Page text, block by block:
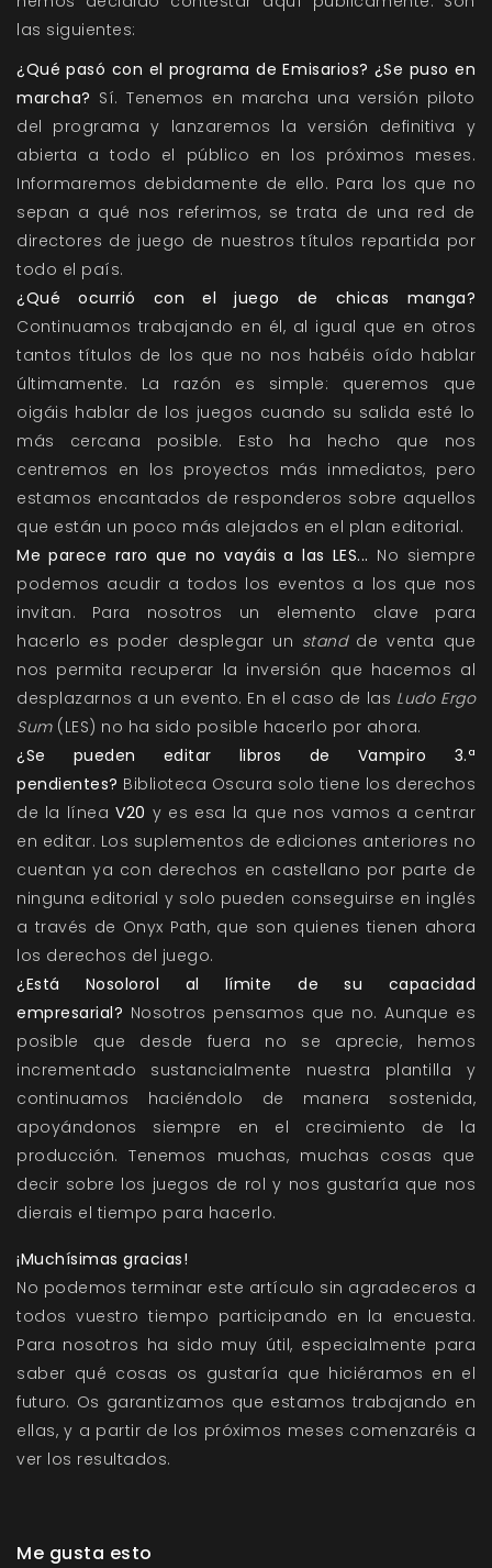
las siguientes:
¿Qué pasó con el programa de Emisarios? ¿Se puso en
marcha? Sí. Tenemos en marcha una versión piloto
del programa y lanzaremos la versión definitiva y
abierta a todo el público en los próximos meses.
Informaremos debidamente de ello. Para los que no
sepan a qué nos referimos, se trata de una red de
directores de juego de nuestros títulos repartida por
todo el país.
¿Qué ocurrió con el juego de chicas manga?
Continuamos trabajando en él, al igual que en otros
tantos títulos de los que no nos habéis oído hablar
últimamente. La razón es simple: queremos que
oigáis hablar de los juegos cuando su salida esté lo
más cercana posible. Esto ha hecho que nos
centremos en los proyectos más inmediatos, pero
estamos encantados de responderos sobre aquellos
que están un poco más alejados en el plan editorial.
Me parece raro que no vayáis a las LES... No siempre
podemos acudir a todos los eventos a los que nos
invitan. Para nosotros un elemento clave para
hacerlo es poder desplegar un standde venta que
nos permita recuperar la inversión que hacemos al
desplazarnos a un evento. En el caso de las Ludo Ergo
Sum(LES) no ha sido posible hacerlo por ahora.
¿Se pueden editar libros de Vampiro 3.ª
pendientes? Biblioteca Oscura solo tiene los derechos
de la líneaV20 y es esa la que nos vamos a centrar
en editar. Los suplementos de ediciones anteriores no
cuentan ya con derechos en castellano por parte de
ninguna editorial y solo pueden conseguirse en inglés
a través de Onyx Path, que son quienes tienen ahora
los derechos del juego.
¿Está Nosolorol al límite de su capacidad
empresarial? Nosotros pensamos que no. Aunque es
posible que desde fuera no se aprecie, hemos
incrementado sustancialmente nuestra plantilla y
continuamos haciéndolo de manera sostenida,
apoyándonos siempre en el crecimiento de la
producción. Tenemos muchas, muchas cosas que
decir sobre los juegos de rol y nos gustaría que nos
dierais el tiempo para hacerlo.
¡Muchísimas gracias!
No podemos terminar este artículo sin agradeceros a
todos vuestro tiempo participando en la encuesta.
Para nosotros ha sido muy útil, especialmente para
saber qué cosas os gustaría que hiciéramos en el
futuro. Os garantizamos que estamos trabajando en
ellas, y a partir de los próximos meses comenzaréis a
ver los resultados.
Me gusta esto